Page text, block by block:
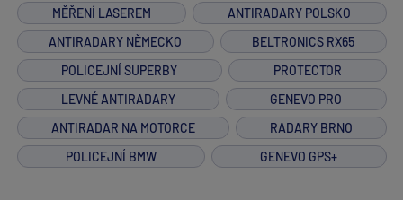
MĚŘENÍ LASEREM
ANTIRADARY POLSKO
ANTIRADARY NĚMECKO
BELTRONICS RX65
POLICEJNÍ SUPERBY
PROTECTOR
LEVNÉ ANTIRADARY
GENEVO PRO
ANTIRADAR NA MOTORCE
RADARY BRNO
POLICEJNÍ BMW
GENEVO GPS+